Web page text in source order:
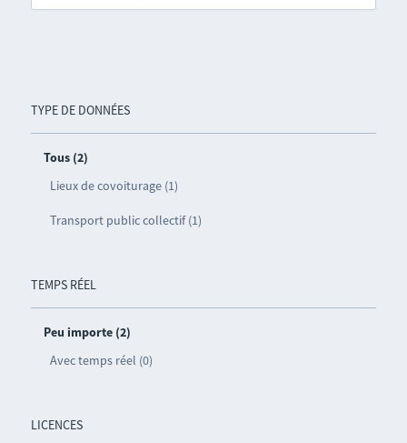
TYPE DE DONNÉES
Tous (2)
Lieux de covoiturage (1)
Transport public collectif (1)
TEMPS RÉEL
Peu importe (2)
Avec temps réel (0)
LICENCES